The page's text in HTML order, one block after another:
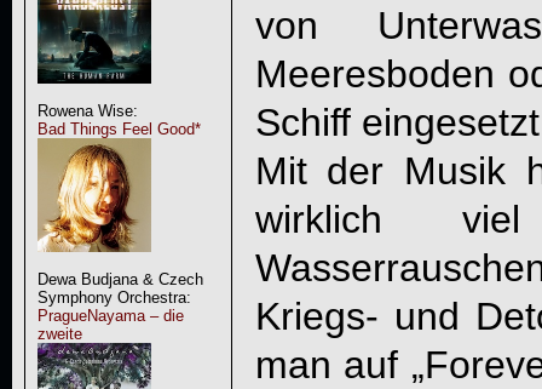
Rowena Wise:
Bad Things Feel Good*
Dewa Budjana & Czech
Symphony Orchestra:
PragueNayama – die
zweite
von
Meeresboden
Schiff
Mit der Musik
wirklich
Kriegs- und
man auf „